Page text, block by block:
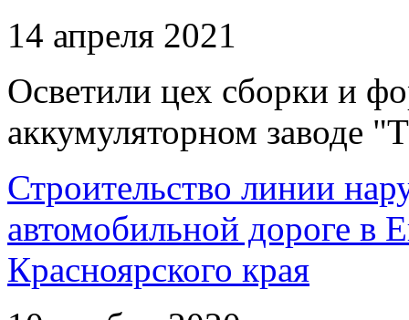
14 апреля 2021
Осветили цех сборки и
аккумуляторном заводе
Строительство линии
автомобильной дороге в
Красноярского края